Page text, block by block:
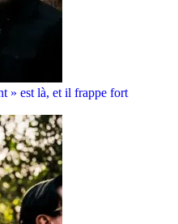
» est là, et il frappe fort